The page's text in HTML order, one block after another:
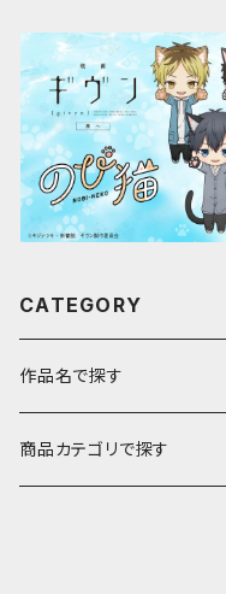
CATEGORY
作品名で探す
ア行
商品カテゴリで探す